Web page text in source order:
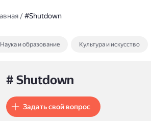
/#Shutdown
Наука и образование Культура и искусство
# Shutdown
Задать свой вопрос